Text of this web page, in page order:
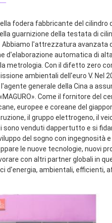
fodera fabbricante del cilindro
guarnizione della testata di
l'attrezzatura avanzata
d'elaborazione automatica di alta
metrologia. Con il difetto zero
ambientali dell'euro V. Nel
generale della Cina a
Come il fornitore del
europee e coreane del
il gruppo elettrogeno, il
sono venduti dappertutto e si
del sogno con ingegnosità e
le nuove tecnologie, nuovi
con altri partner globali in
d'energia, ambientali, efficienti,